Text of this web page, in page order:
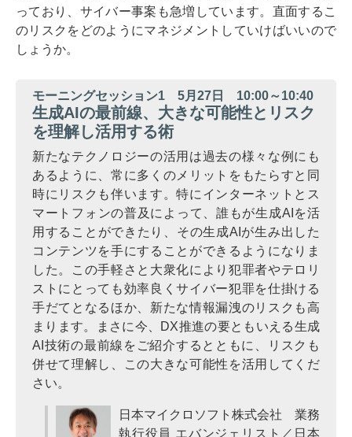
っており、サイバー事案も急増しています。直面するこ
のリスクをどのようにマネジメントしていけばいいので
しょうか。
モーニングセッション1 5月27日 10:00～10:40
生成AIの最前線、大きな可能性とリスク
を理解し活用する術
新たなテクノロジーの活用は過去の様々な例にも
あるように、常に多くのメリットをもたらすと同
時にリスクも伴います。特にインターネットとス
マートフォンの普及によって、誰もが生成AIを活
用することができたり、その生成AIが生み出した
コンテンツを手にすることができるようになりま
した。この手軽さと大衆化により犯罪者やテロリ
ストにとっても効率良くサイバー犯罪を仕掛ける
手だてとなるほか、新たな情報漏洩のリスクも高
まります。まさに今、DX推進の要ともいえる生成
AI技術の最前線をご紹介するとともに、リスクも
併せて理解し、この大きな可能性を活用してくだ
さい。
日本マイクロソフト株式会社 業務
執行役員 エバンジェリスト／日本